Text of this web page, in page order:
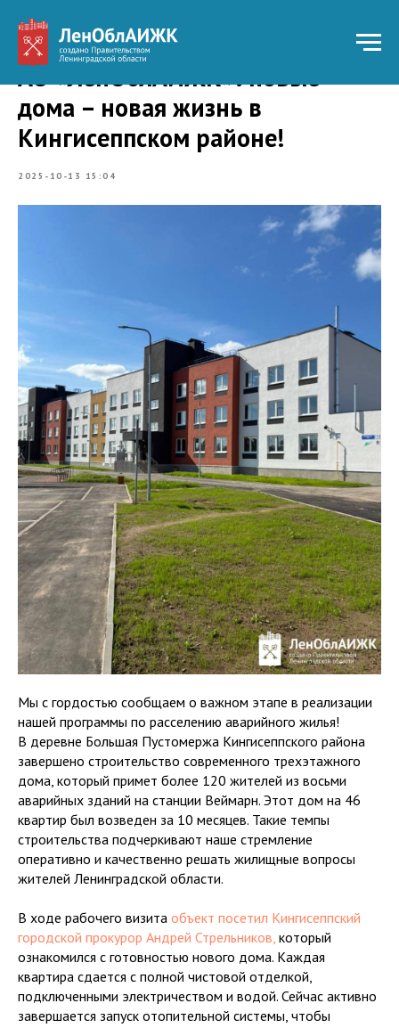
АО «ЛенОблАИЖК»: новые
дома – новая жизнь в
Кингисеппском районе!
2025-10-13 15:04
Мы с гордостью сообщаем о важном этапе в реализации
нашей программы по расселению аварийного жилья!
В деревне Большая Пустомержа Кингисеппского района
завершено строительство современного трехэтажного
дома, который примет более 120 жителей из восьми
аварийных зданий на станции Веймарн. Этот дом на 46
квартир был возведен за 10 месяцев. Такие темпы
строительства подчеркивают наше стремление
оперативно и качественно решать жилищные вопросы
жителей Ленинградской области.
В ходе рабочего визита объект посетил Кингисеппский
городской прокурор Андрей Стрельников, который
ознакомился с готовностью нового дома. Каждая
квартира сдается с полной чистовой отделкой,
подключенными электричеством и водой. Сейчас активно
завершается запуск отопительной системы, чтобы